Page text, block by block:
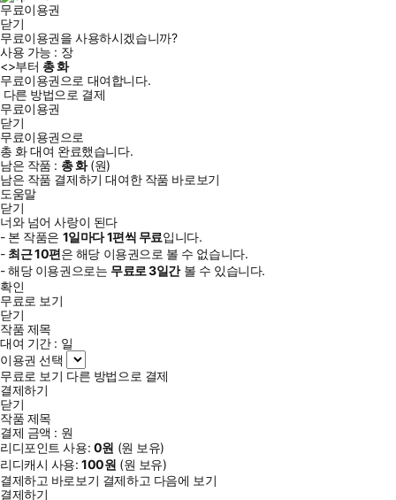
무료이용권
닫기
무료이용권을 사용하시겠습니까?
사용 가능 : 장
<>부터 총화
무료이용권으로 대여합니다.
다른 방법으로 결제
무료이용권
닫기
무료이용권으로
총 화대여 완료했습니다.
남은 작품 : 총화(원)
남은 작품 결제하기 대여한 작품 바로보기
도움말
닫기
너와 넘어 사랑이 된다
- 본 작품은 1일마다1편씩 무료입니다.
- 최근10편은 해당 이용권으로 볼 수 없습니다.
- 해당 이용권으로는 무료로3일간볼 수 있습니다.
확인
무료로 보기
닫기
작품 제목
대여 기간 : 일
이용권 선택
무료로 보기 다른 방법으로 결제
결제하기
닫기
작품 제목
결제 금액 : 원
리디포인트 사용: 0원 (원 보유)
리디캐시 사용:100원 (원 보유)
결제하고 바로보기 결제하고 다음에 보기
결제하기